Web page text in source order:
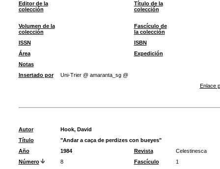
Editor de la
colección
Título de la
colección
Volumen de la
colección
Fascículo de
la colección
ISSN
ISBN
Área
Expedición
Notas
Insertado por
Uni-Trier @ amaranta_sg @
Enlace
Autor
Hook, David
Título
"Andar a caça de perdizes con bueyes"
Año
1984 Revista
Celestinesca
Número
8 Fascículo
1